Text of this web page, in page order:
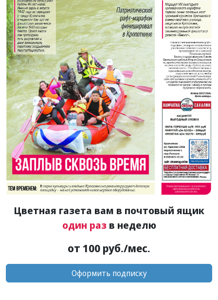
Цветная газета вам в почтовый ящик
один разв неделю
от 100 руб./мес.
Оформить подписку